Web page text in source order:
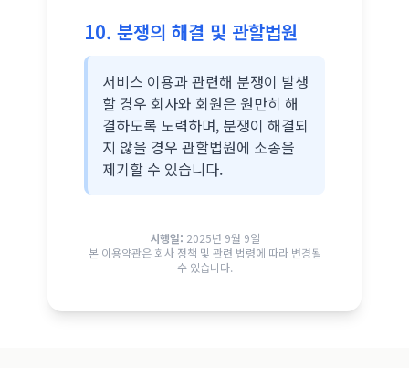
10. 분쟁의 해결 및 관할법원
서비스 이용과 관련해 분쟁이 발생
할 경우 회사와 회원은 원만히 해
결하도록 노력하며, 분쟁이 해결되
지 않을 경우 관할법원에 소송을
제기할 수 있습니다.
시행일: 2025년 9월 9일
본 이용약관은 회사 정책 및 관련 법령에 따라 변경될
수 있습니다.